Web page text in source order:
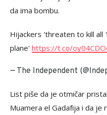
da ima bombu.
Hijackers 'threaten to kill
plane' https://t.co/
— The Independent
List piše da je otmičar
Muamera el Gadafija i da je